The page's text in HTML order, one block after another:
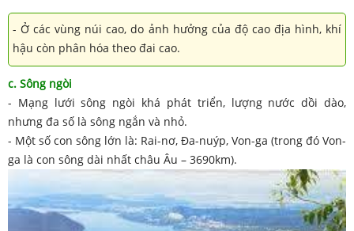
- Ở các vùng núi cao, do ảnh hưởng của độ cao địa hình, khí
hậu còn phân hóa theo đai cao.
c. Sông ngòi
- Mạng lưới sông ngòi khá phát triển, lượng nước dồi dào,
nhưng đa số là sông ngắn và nhỏ.
- Một số con sông lớn là: Rai-nơ, Đa-nuýp, Von-ga (trong đó Von-
ga là con sông dài nhất châu Âu – 3690km).